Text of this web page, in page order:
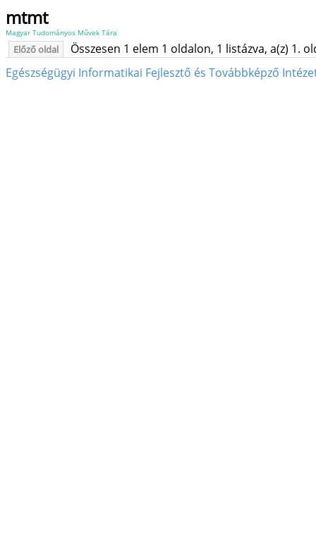
mtmt
Magyar Tudományos Művek Tára
Előző oldal
Összesen 1 elem 1 oldalon, 1 listázva, a(z) 1.
Egészségügyi Informatikai Fejlesztő és Továbbképző